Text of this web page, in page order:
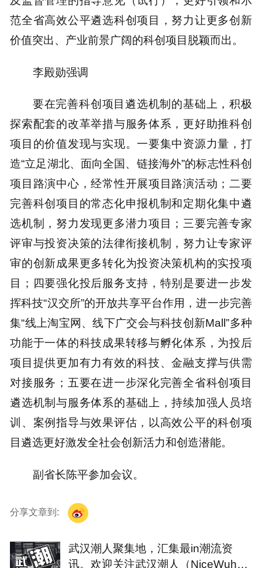
范全省高效公平遴选科创项目，努力让更多创新
价值突出、产业前景广阔的科创项目脱颖而出。
李殿勋强调
要在完善科创项目遴选机制的基础上，积极
探索配套的改革举措与服务体系，更好助推科创
项目的价值发现与实现。一要集中资源力量，打
造“立足湖北、面向全国、链接海外”的标志性科创
项目路演中心，经常性开展项目路演活动；二要
完善科创项目的常态化申报机制和定期化集中遴
选机制，努力发现更多潜力项目；三要完善专家
评审与投资决策的法律衔接机制，努力让专家评
审的创新成果更多转化为投资决策机构的实投项
目；四要强化投后服务支持，特别是要进一步发
挥科技“汉交所”的开放共享平台作用，进一步完善
集“线上淘宝网、线下广交会与科技创新Mall”多种
功能于一体的科技成果转移与孵化体系，为投后
项目提供更加有力有效的科技、金融支撑与供需
对接服务；五要在进一步深化完善全省科创项目
遴选机制与服务体系的基础上，持续加强人员培
训、案例指导与效果评估，以高效公平的科创项
目遴选更好激发全社会创新活力和创造潜能。
副省长陈平参加会议。
分享文章到:
武汉潮人聚集地，汇集最in潮流资
讯。欢迎关注武汉潮人（NiceWuha